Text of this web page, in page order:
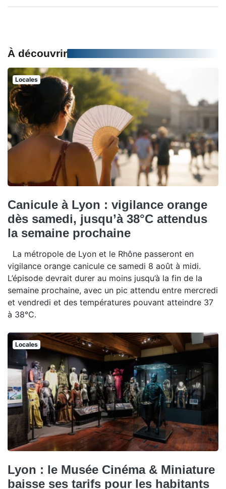
À découvrir
Locales
Canicule à Lyon : vigilance orange
dès samedi, jusqu’à 38°C attendus
la semaine prochaine
La métropole de Lyon et le Rhône passeront en
vigilance orange canicule ce samedi 8 août à midi.
L’épisode devrait durer au moins jusqu’à la fin de la
semaine prochaine, avec un pic attendu entre mercredi
et vendredi et des températures pouvant atteindre 37
à 38°C.
Locales
Lyon : le Musée Cinéma & Miniature
baisse ses tarifs pour les habitants